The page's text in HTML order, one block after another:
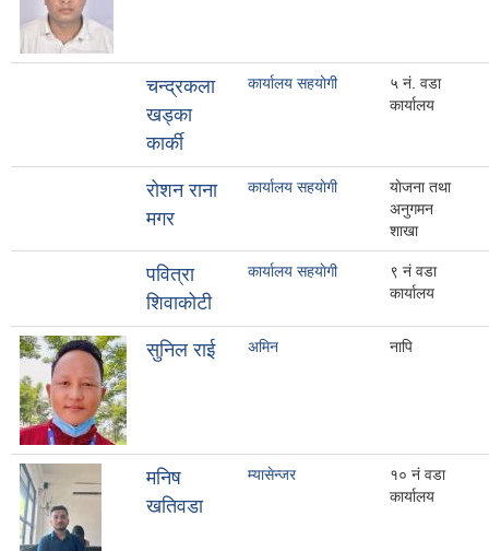
चन्द्रकला
खड्का
कार्की
कार्यालय सहयाेगी
५ नं. वडा
कार्यालय
रोशन राना
मगर
कार्यालय सहयाेगी
याेजना तथा
अनुगमन
शाखा
पवित्रा
शिवाकोटी
कार्यालय सहयाेगी
९ नं वडा
कार्यालय
सुनिल राई अमिन नापि
मनिष
खतिवडा
म्यासेन्जर
१० नं वडा
कार्यालय